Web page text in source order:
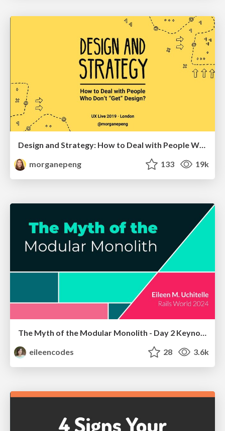
Design and Strategy: How to Deal with People Who Don’t "Get" Design
morganepeng
133 19k
eileencodes
28 3.6k